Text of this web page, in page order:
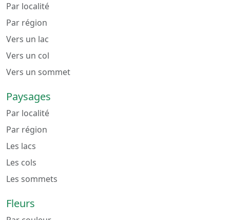
Par localité
Par région
Vers un lac
Vers un col
Vers un sommet
Paysages
Par localité
Par région
Les lacs
Les cols
Les sommets
Fleurs